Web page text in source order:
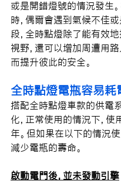
或是開錯燈號的情況發生
時，偶爾會遇到氣候不佳
段，全時點燈除了能有效
視野，還可以增加周遭用路
而提升彼此的安全。
全時點燈電瓶容易耗
搭配全時點燈車款的供電
化，正常使用的情況下，使
年。但如果在以下的情況使
減少電瓶的壽命。
啟動電門後，並未發動引擎